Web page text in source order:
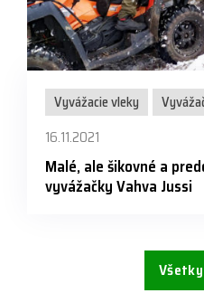
Vyvážacie vleky
16.11.2021
Malé, ale šikovné a
vyvážačky Vahva Jussi